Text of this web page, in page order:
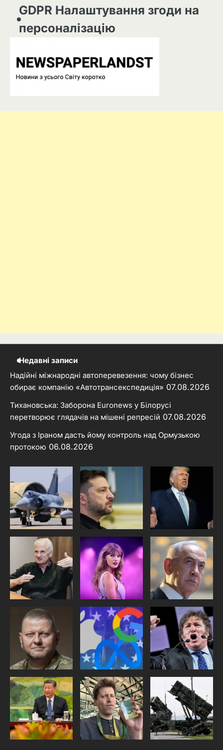
GDPR Налаштування згоди на
персоналізацію
Недавні записи
Надійні міжнародні автоперевезення: чому бізнес
обирає компанію «Автотрансекспедиція» 07.08.2026
Тихановська: Заборона Euronews у Білорусі
перетворює глядачів на мішені репресій 07.08.2026
Угода з Іраном дасть йому контроль над Ормузькою
протокою 06.08.2026